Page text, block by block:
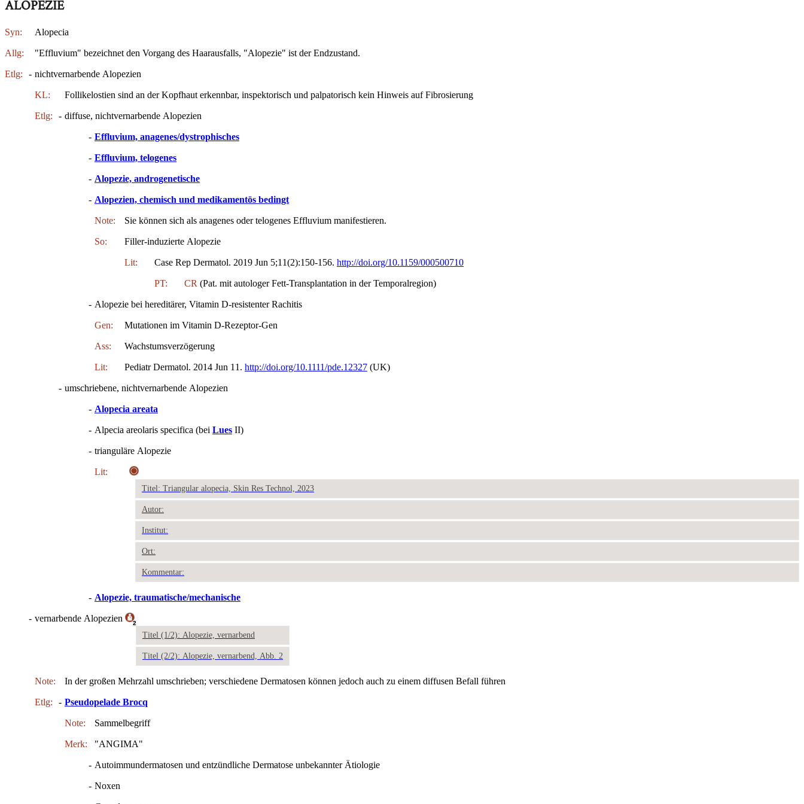
ALOPEZIE
Syn: Alopecia
Allg: "Effluvium" bezeichnet den Vorgang des Haarausfalls, "Alopezie" ist der Endzustand.
Etlg: - nichtvernarbende Alopezien
KL: Follikelostien sind an der Kopfhaut erkennbar, inspektorisch und palpatorisch kein Hinweis auf Fibrosierung
Etlg: - diffuse, nichtvernarbende Alopezien
- Effluvium, anagenes/dystrophisches
- Effluvium, telogenes
- Alopezie, androgenetische
- Alopezien, chemisch und medikamentös bedingt
Note: Sie können sich als anagenes oder telogenes Effluvium manifestieren.
So: Filler-induzierte Alopezie
Lit: Case Rep Dermatol. 2019 Jun 5;11(2):150-156. http://doi.org/10.1159/000500710
PT: CR (Pat. mit autologer Fett-Transplantation in der Temporalregion)
- Alopezie bei hereditärer, Vitamin D-resistenter Rachitis
Gen: Mutationen im Vitamin D-Rezeptor-Gen
Ass: Wachstumsverzögerung
Lit: Pediatr Dermatol. 2014 Jun 11. http://doi.org/10.1111/pde.12327 (UK)
- umschriebene, nichtvernarbende Alopezien
- Alopecia areata
- Alpecia areolaris specifica (bei Lues II)
- trianguläre Alopezie
Lit:
Titel: Triangular alopecia, Skin Res Technol, 2023
Autor:
Institut:
Ort:
Kommentar:
- Alopezie, traumatische/mechanische
- vernarbende Alopezien 2
Titel (1/2): Alopezie, vernarbend
Titel (2/2): Alopezie, vernarbend, Abb. 2
Note: In der großen Mehrzahl umschrieben; verschiedene Dermatosen können jedoch auch zu einem diffusen Befall führen
Etlg: - Pseudopelade Brocq
Note: Sammelbegriff
Merk: "ANGIMA"
- Autoimmundermatosen und entzündliche Dermatose unbekannter Ätiologie
- Noxen